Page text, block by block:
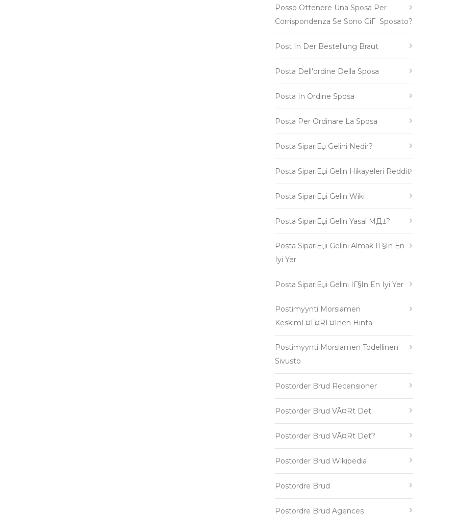
Posso Ottenere Una Sposa Per
Corrispondenza Se Sono GiГ Sposato?
Post In Der Bestellung Braut
Posta Dell'ordine Della Sposa
Posta In Ordine Sposa
Posta Per Ordinare La Sposa
Posta SipariЕџ Gelini Nedir?
Posta SipariЕџi Gelin Hikayeleri Reddit
Posta SipariЕџi Gelin Wiki
Posta SipariЕџi Gelin Yasal MД±?
Posta SipariЕџi Gelini Almak IГ§in En
Iyi Yer
Posta SipariЕџi Gelini IГ§in En Iyi Yer
Postimyynti Morsiamen
KeskimГ¤Г¤rГ¤inen Hinta
Postimyynti Morsiamen Todellinen
Sivusto
Postorder Brud Recensioner
Postorder Brud VÃ¤rt Det
Postorder Brud VÃ¤rt Det?
Postorder Brud Wikipedia
Postordre Brud
Postordre Brud Agences